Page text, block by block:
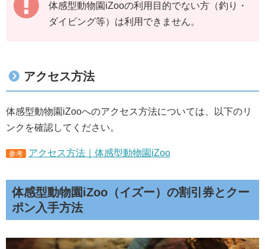
体感型動物園iZooの利用目的でない方（釣り・
ダイビング等）は利用できません。
アクセス方法
体感型動物園iZooへのアクセス方法については、以下のリ
ンクを確認してください。
参考 アクセス方法｜体感型動物園iZoo
体感型動物園iZoo（イズー）の割引券とクー
ポン入手方法